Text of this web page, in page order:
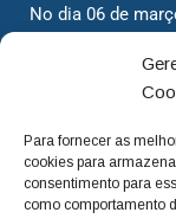
Para fornecer as
cookies para
consentimento para
como comportamento
No dia 06 de
cidadãos
dois jornais. Há
com o foco de
deixamos de lado
questionando os